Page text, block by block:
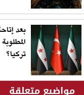
بعد
تركيا؟
مواضيع متعلقة